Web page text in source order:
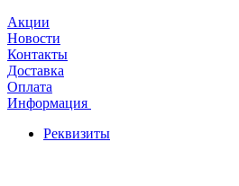
Акции
Новости
Контакты
Доставка
Оплата
Информация
Реквизиты